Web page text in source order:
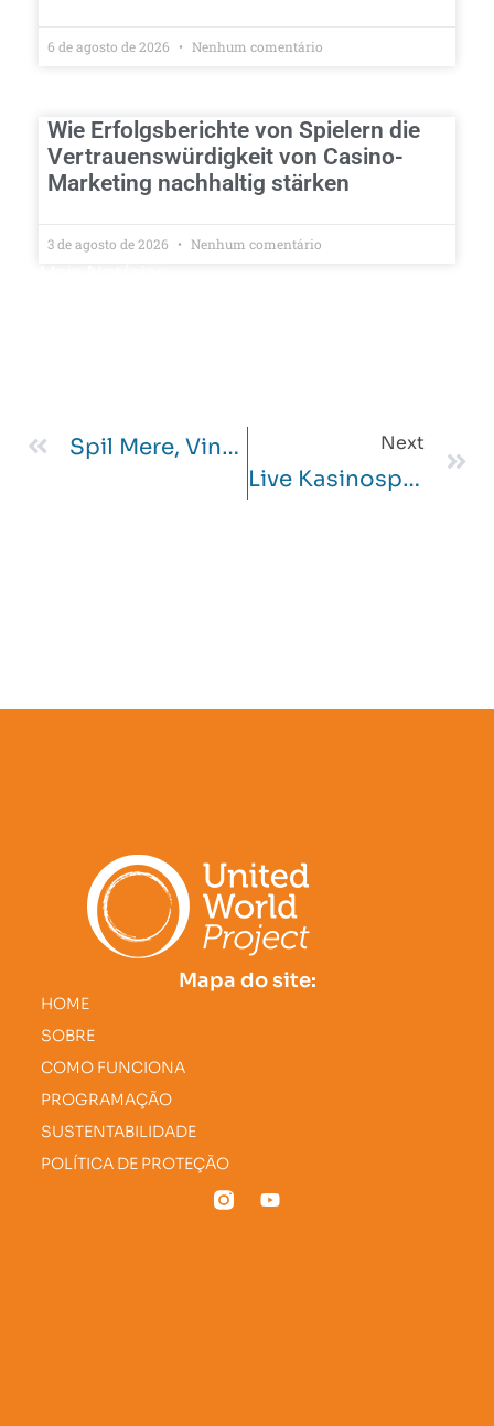
6 de agosto de 2026 Nenhum comentário
Wie Erfolgsberichte von Spielern die
Vertrauenswürdigkeit von Casino-
Marketing nachhaltig stärken
3 de agosto de 2026 Nenhum comentário
Spil Mere, Vind Større, Nyd Flere Oplevelser I Danmark På NV Casino Next
Live Kasinospill Hvilke Alternativer Finnes Hos Rainbet Casino I Norge
Mapa do site:
HOME
SOBRE
COMO FUNCIONA
PROGRAMAÇÃO
SUSTENTABILIDADE
POLÍTICA DE PROTEÇÃO